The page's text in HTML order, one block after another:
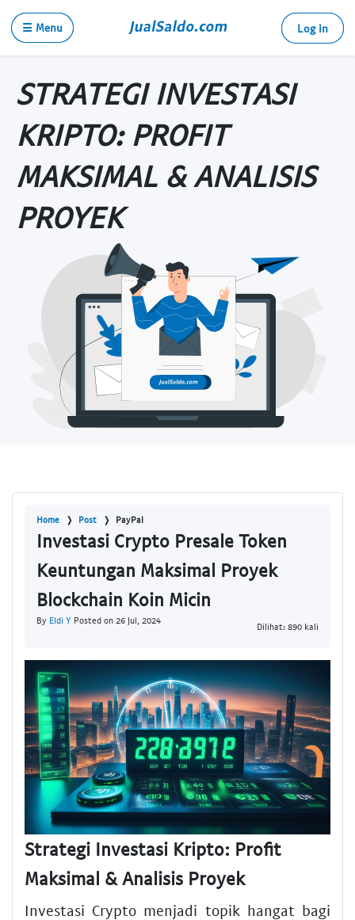
☰ Menu Log in
STRATEGI INVESTASI
KRIPTO: PROFIT
MAKSIMAL & ANALISIS
PROYEK
Home Post PayPal
Investasi Crypto Presale Token
Keuntungan Maksimal Proyek
Blockchain Koin Micin
By Eldi Y Posted on 26 Jul, 2024
Dilihat: 890 kali
Strategi Investasi Kripto: Profit
Maksimal & Analisis Proyek
Investasi Crypto menjadi topik hangat bagi